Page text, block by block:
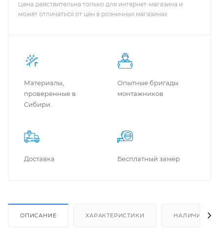
Цена действительна только для интернет-магазина и
может отличаться от цен в розничных магазинах
Материалы,
проверенные в
Сибири.
Опытные бригады
монтажников
Доставка Бес­плат­ный замер
ОПИСАНИЕ ХАРАКТЕРИСТИКИ НАЛИЧИЕ